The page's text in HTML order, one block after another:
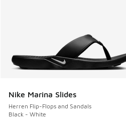
Nike Marina Slides
Herren Flip-Flops and Sandals
Black - White